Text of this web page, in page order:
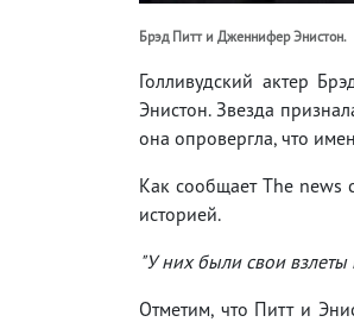
Брэд Питт и Дженнифер Энистон.
Голливудский актер
Энистон. Звезда
она опровергла, что
Как сообщает Тhe news
историей.
"У них были свои
Отметим, что Питт и